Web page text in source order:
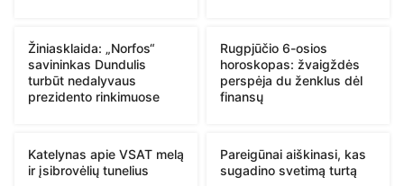
Žiniasklaida: „Norfos“
savininkas Dundulis
turbūt nedalyvaus
prezidento rinkimuose
Rugpjūčio 6-osios
horoskopas: žvaigždės
perspėja du ženklus dėl
finansų
Katelynas apie VSAT melą
ir įsibrovėlių tunelius
Pareigūnai aiškinasi, kas
sugadino svetimą turtą